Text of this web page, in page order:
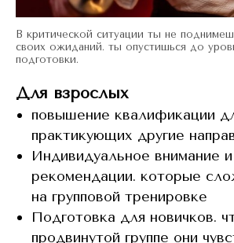
В критической ситуации ты не
своих ожиданий. ты опустишься до
подготовки.
Для взрослых
повышение квалификации
практикующих другие
Индивидуальное внимание и
рекомендации. которые
на групповой тренировке
Подготовка для новичков.
продвинутой группе они